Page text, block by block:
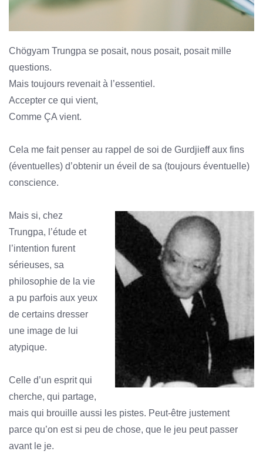
Chögyam Trungpa se posait, nous posait, posait mille
questions.
Mais toujours revenait à l’essentiel.
Accepter ce qui vient,
Comme ÇA vient.
Cela me fait penser au rappel de soi de Gurdjieff aux fins
(éventuelles) d’obtenir un éveil de sa (toujours éventuelle)
conscience.
Mais si, chez
Trungpa, l’étude et
l’intention furent
sérieuses, sa
philosophie de la vie
a pu parfois aux yeux
de certains dresser
une image de lui
atypique.
Celle d’un esprit qui
cherche, qui partage,
mais qui brouille aussi les pistes. Peut-être justement
parce qu’on est si peu de chose, que le jeu peut passer
avant le je.